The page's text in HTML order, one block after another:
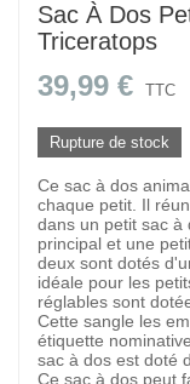
Sac À Dos
Triceratops
39,99 € TTC
Rupture de stock
Ce sac à dos
chaque petit. Il
dans un petit sac à
principal et une
deux sont dotés
idéale pour les
réglables sont
Cette sangle les
étiquette
sac à dos est doté
Ce sac à dos peut